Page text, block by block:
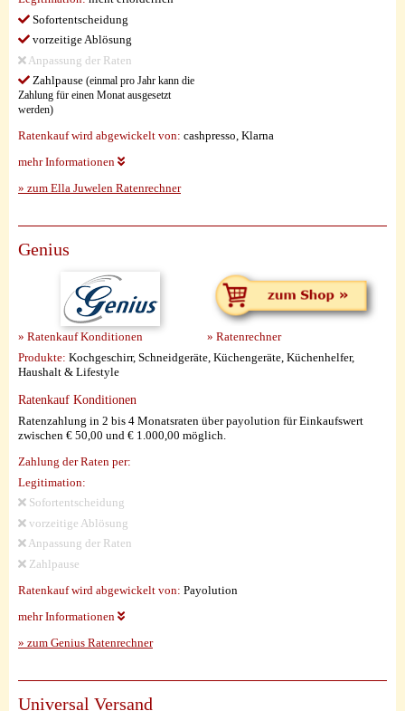
Sofortentscheidung
vorzeitige Ablösung
Anpassung der Raten
Zahlpause (einmal pro Jahr kann die
Zahlung für einen Monat ausgesetzt
werden)
Ratenkauf wird abgewickelt von: cashpresso, Klarna
mehr Informationen
» zum Ella Juwelen Ratenrechner
Genius
» Ratenkauf Konditionen
» Ratenrechner
Produkte: Kochgeschirr, Schneidgeräte, Küchengeräte, Küchenhelfer,
Haushalt & Lifestyle
Ratenkauf Konditionen
Ratenzahlung in 2 bis 4 Monatsraten über payolution für Einkaufswert
zwischen € 50,00 und € 1.000,00 möglich.
Zahlung der Raten per:
Legitimation:
Sofortentscheidung
vorzeitige Ablösung
Anpassung der Raten
Zahlpause
Ratenkauf wird abgewickelt von: Payolution
mehr Informationen
» zum Genius Ratenrechner
Universal Versand